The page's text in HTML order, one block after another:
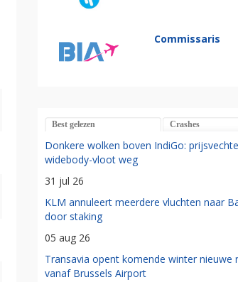
Commissaris
Best gelezen Crashes
Donkere wolken boven IndiGo:
widebody-vloot weg
31 jul 26
KLM annuleert meerdere vluchten naar
door staking
05 aug 26
Transavia opent komende winter nieuwe
vanaf Brussels Airport